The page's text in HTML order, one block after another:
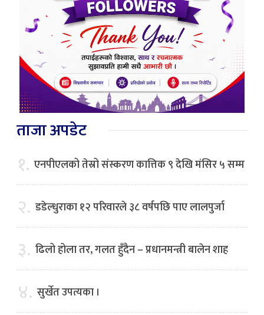
ताजा अपडेट
१. एनपीएलको तेस्रो संस्करण कात्तिक ९ देखि मंसिर ५ सम्म
२. डडेल्धुराका १२ परिवारले ३८ वर्षपछि पाए लालपुर्जा
३. ढिलो होला तर, गलत हुँदैन – प्रधानमन्त्री बालेन शाह
४. सुर्खेत उपत्यका ।